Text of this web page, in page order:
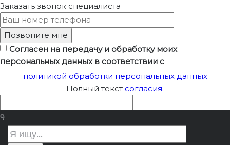
Заказать звонок специалиста
Согласен на передачу и обработку моих
персональных данных в соответствии с
политикой обработки персональных данных
Полный текст согласия.